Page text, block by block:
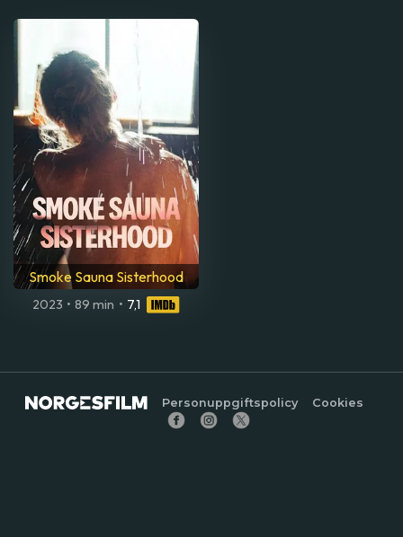
Smoke Sauna Sisterhood
2023 • 89 min • 7,1
Personuppgiftspolicy Cookies